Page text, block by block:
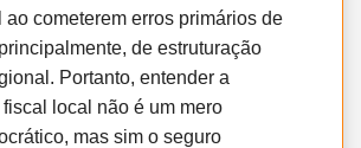
ao cometerem erros primários de
de estruturação
Portanto, entender a
local não é um mero
mas sim o seguro